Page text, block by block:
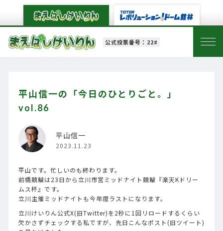
公式投票番号：22#
平山信一の「今日のひとりごと。」
vol.86
平山信一
2023.11.23
平山です。忙しいのも終わります。
前橋競輪は23日から立川市営ミッドナイト競輪『楽天Kドリー
ムス杯』です。
立川主催ミッドナイトも今年度ラストになります。
立川けいりん公式X(旧Twitter)を2秒に1回リロードするくらい
欠かさずチェックする私ですが、先日こんなポスト(旧ツイート)